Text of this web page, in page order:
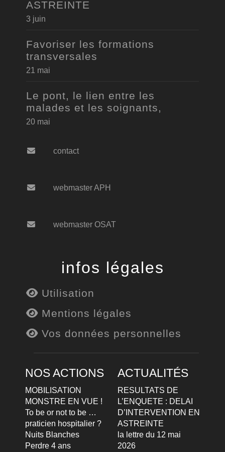
ASTREINTE
3 juin
Favoriser les formations
transversales
21 mai
Le pont, le lien entre les
malades et les soignants,
20 mai
contact
webmaster APH
webmaster OSAT
infos légales
Utilisation
Mentions légales
Vos données personnelles
NOS ACTIONS
MOBILISATION
MONSTRE EN VUE !
To be or not to be …
praticien hospitalier ?
Nuits Blanches
Perdre 4 ans
ACTUALITÉS
RESULTATS DE
L’ENQUETE : DELAI
D’INTERVENTION EN
ASTREINTE
la lettre du 12 mai
2026